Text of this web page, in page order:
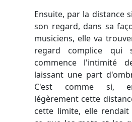
Ensuite, par la distance
son regard, dans sa
musiciens, elle va
regard complice qui
commence l'intimité
laissant une part
C'est comme si,
légèrement cette
cette limite, elle